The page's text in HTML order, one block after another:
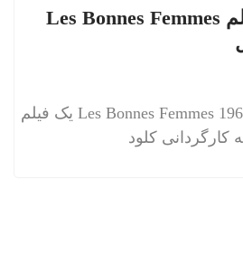
دانلود زیرنویس فیلم Les Bonnes Femmes
دانلود زیرنویس فیلم Les Bonnes Femmes 1960 یک فیلم
کارگردانی کلود